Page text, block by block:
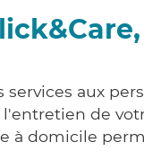
services aux
de
à domicile